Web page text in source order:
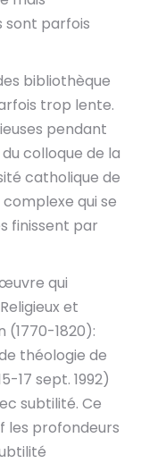
sont parfois
bibliothèque
trop lente.
pendant
colloque de la
catholique de
complexe qui se
finissent par
qui
et
(1770-1820):
théologie de
17 sept. 1992)
subtilité. Ce
les profondeurs